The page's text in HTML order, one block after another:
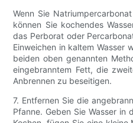
Wenn Sie
können Sie kochendes
das Perborat oder
Einweichen in kaltem Wasser
beiden oben genannten
eingebranntem Fett, die
Anbrennen zu beseitigen.
7. Entfernen Sie die
Pfanne. Geben Sie Wasser in